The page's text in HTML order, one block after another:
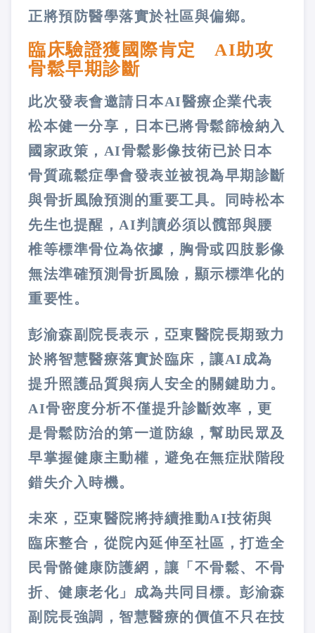
正將預防醫學落實於社區與偏鄉。
臨床驗證獲國際肯定 AI助攻
骨鬆早期診斷
此次發表會邀請日本AI醫療企業代表
松本健一分享，日本已將骨鬆篩檢納入
國家政策，AI骨鬆影像技術已於日本
骨質疏鬆症學會發表並被視為早期診斷
與骨折風險預測的重要工具。同時松本
先生也提醒，AI判讀必須以髖部與腰
椎等標準骨位為依據，胸骨或四肢影像
無法準確預測骨折風險，顯示標準化的
重要性。
彭渝森副院長表示，亞東醫院長期致力
於將智慧醫療落實於臨床，讓AI成為
提升照護品質與病人安全的關鍵助力。
AI骨密度分析不僅提升診斷效率，更
是骨鬆防治的第一道防線，幫助民眾及
早掌握健康主動權，避免在無症狀階段
錯失介入時機。
未來，亞東醫院將持續推動AI技術與
臨床整合，從院內延伸至社區，打造全
民骨骼健康防護網，讓「不骨鬆、不骨
折、健康老化」成為共同目標。彭渝森
副院長強調，智慧醫療的價值不只在技